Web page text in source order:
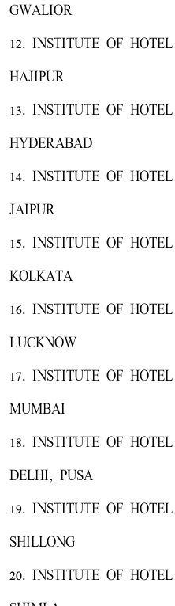
GWALIOR
12. INSTITUTE OF
HAJIPUR
13. INSTITUTE OF
HYDERABAD
14. INSTITUTE OF
JAIPUR
15. INSTITUTE OF
KOLKATA
16. INSTITUTE OF
LUCKNOW
17. INSTITUTE OF
MUMBAI
18. INSTITUTE OF
DELHI, PUSA
19. INSTITUTE OF
SHILLONG
20. INSTITUTE OF